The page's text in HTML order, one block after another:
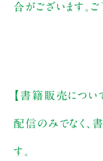
合がございます。
【書籍販売につい
配信のみでなく、
す。